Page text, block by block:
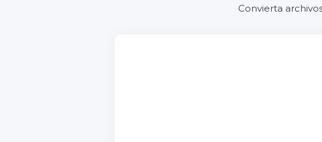
Convierta